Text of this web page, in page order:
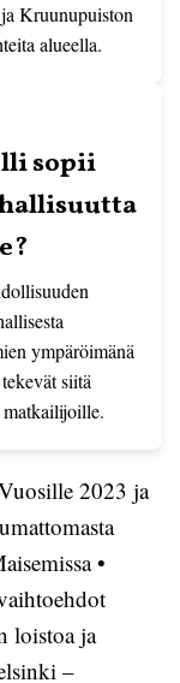
Kruunupuiston
alueella.
sopii
ympäröimänä
siitä
2023 ja
•
loistoa ja
–